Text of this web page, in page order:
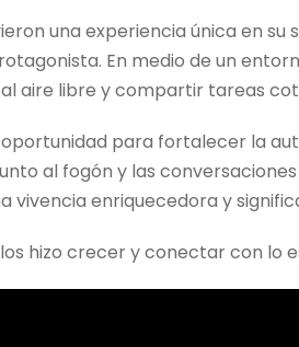
una experiencia única en
En medio de un
aire libre y compartir tareas
para fortalecer la
al fogón y las
vivencia enriquecedora y
los hizo crecer y conectar con lo